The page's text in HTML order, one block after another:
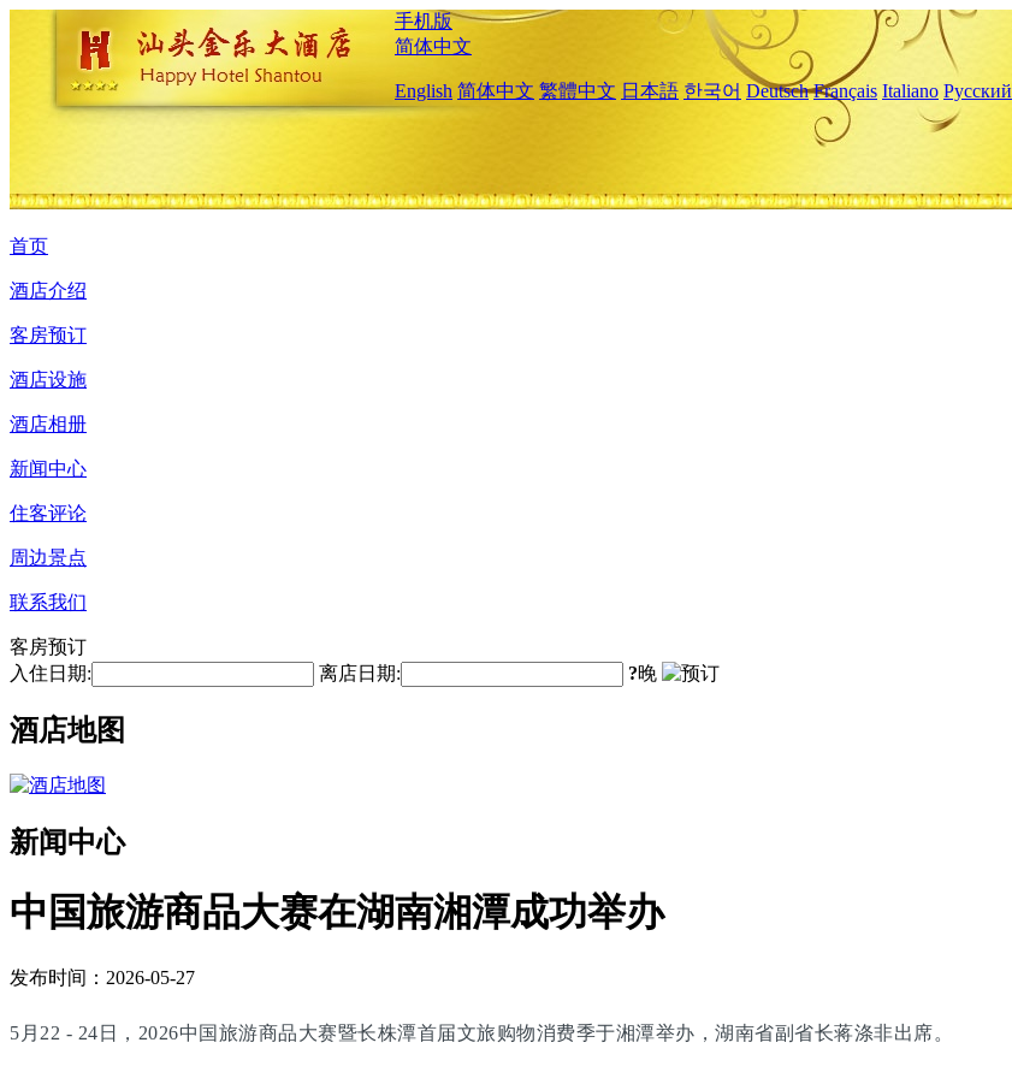
手机版
简体中文
English 简体中文 繁體中文 日本語 한국어 Deutsch Français Italiano Русский
首页
酒店介绍
客房预订
酒店设施
酒店相册
新闻中心
住客评论
周边景点
联系我们
客房预订
入住日期:
离店日期: ?晚
酒店地图
新闻中心
中国旅游商品大赛在湖南湘潭成功举办
发布时间：2026-05-27
5月22 - 24日，2026中国旅游商品大赛暨长株潭首届文旅购物消费季于湘潭举办，湖南省副省长蒋涤非出席。